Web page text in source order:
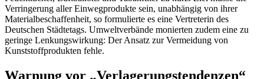
Verringerung aller Einwegprodukte sein, unabhängig von ihrer
Materialbeschaffenheit, so formulierte es eine Vertreterin des
Deutschen Städtetags. Umweltverbände monierten zudem eine zu
geringe Lenkungswirkung: Der Ansatz zur Vermeidung von
Kunststoffprodukten fehle.
Warnung vor „Verlagerungstendenzen“